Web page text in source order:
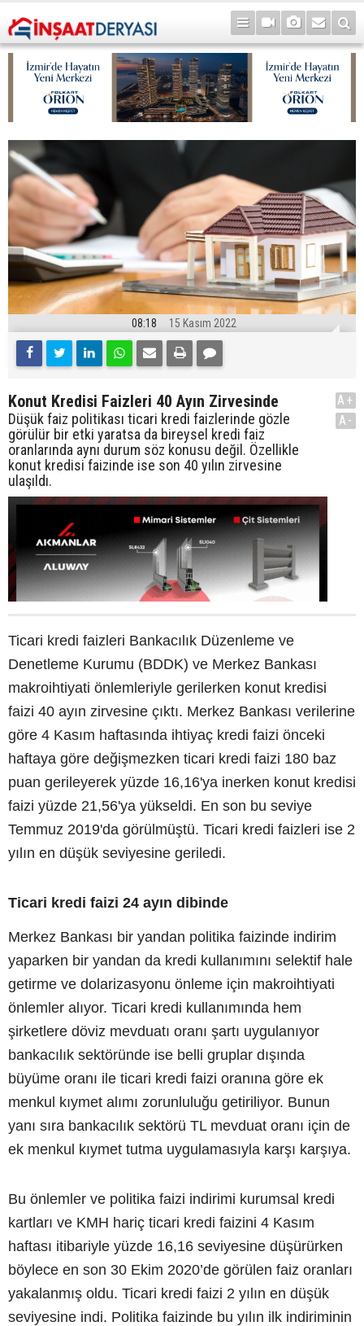
08:18 15 Kasım 2022
Konut Kredisi Faizleri 40 Ayın Zirvesinde
Düşük faiz politikası ticari kredi faizlerinde gözle
görülür bir etki yaratsa da bireysel kredi faiz
oranlarında aynı durum söz konusu değil. Özellikle
konut kredisi faizinde ise son 40 yılın zirvesine
ulaşıldı.
A+
A-
Ticari kredi faizleri Bankacılık Düzenleme ve
Denetleme Kurumu (BDDK) ve Merkez Bankası
makroihtiyati önlemleriyle gerilerken konut kredisi
faizi 40 ayın zirvesine çıktı. Merkez Bankası verilerine
göre 4 Kasım haftasında ihtiyaç kredi faizi önceki
haftaya göre değişmezken ticari kredi faizi 180 baz
puan gerileyerek yüzde 16,16'ya inerken konut kredisi
faizi yüzde 21,56'ya yükseldi. En son bu seviye
Temmuz 2019'da görülmüştü. Ticari kredi faizleri ise 2
yılın en düşük seviyesine geriledi.
Ticari kredi faizi 24 ayın dibinde
Merkez Bankası bir yandan politika faizinde indirim
yaparken bir yandan da kredi kullanımını selektif hale
getirme ve dolarizasyonu önleme için makroihtiyati
önlemler alıyor. Ticari kredi kullanımında hem
şirketlere döviz mevduatı oranı şartı uygulanıyor
bankacılık sektöründe ise belli gruplar dışında
büyüme oranı ile ticari kredi faizi oranına göre ek
menkul kıymet alımı zorunluluğu getiriliyor. Bunun
yanı sıra bankacılık sektörü TL mevduat oranı için de
ek menkul kıymet tutma uygulamasıyla karşı karşıya.
Bu önlemler ve politika faizi indirimi kurumsal kredi
kartları ve KMH hariç ticari kredi faizini 4 Kasım
haftası itibariyle yüzde 16,16 seviyesine düşürürken
böylece en son 30 Ekim 2020’de görülen faiz oranları
yakalanmış oldu. Ticari kredi faizi 2 yılın en düşük
seviyesine indi. Politika faizinde bu yılın ilk indiriminin